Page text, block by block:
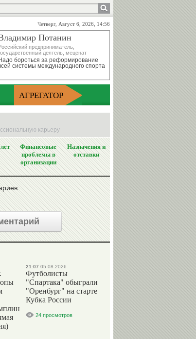
Четверг, Август 6, 2026, 14:56
Потанин
предприниматель,
деятель, меценат
бороться за реформирование
системы международного спорта
АГРЕГАТОР
карьеру
Финансовые
проблемы в
организации
Назначения и
отставки
21:07 05.08.2026
Футболисты
"Спартака" обыграли
"Оренбург" на старте
Кубка России
24 просмотров